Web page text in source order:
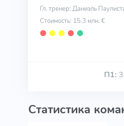
Гл. тренер: Даниэль
Стоимость: 15.3 млн. €
⬤ ⬤ ⬤ ⬤ ⬤
П1:
Статистика